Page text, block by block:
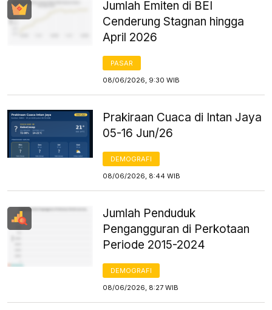
Jumlah Emiten di BEI
Cenderung Stagnan hingga
April 2026
PASAR
08/06/2026, 9:30 WIB
Prakiraan Cuaca di Intan Jaya
05-16 Jun/26
DEMOGRAFI
08/06/2026, 8:44 WIB
Jumlah Penduduk
Pengangguran di Perkotaan
Periode 2015-2024
DEMOGRAFI
08/06/2026, 8:27 WIB